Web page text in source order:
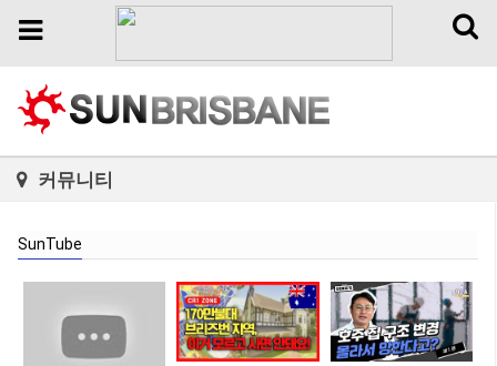
Toggle
Toggle
커뮤니티
SunTube